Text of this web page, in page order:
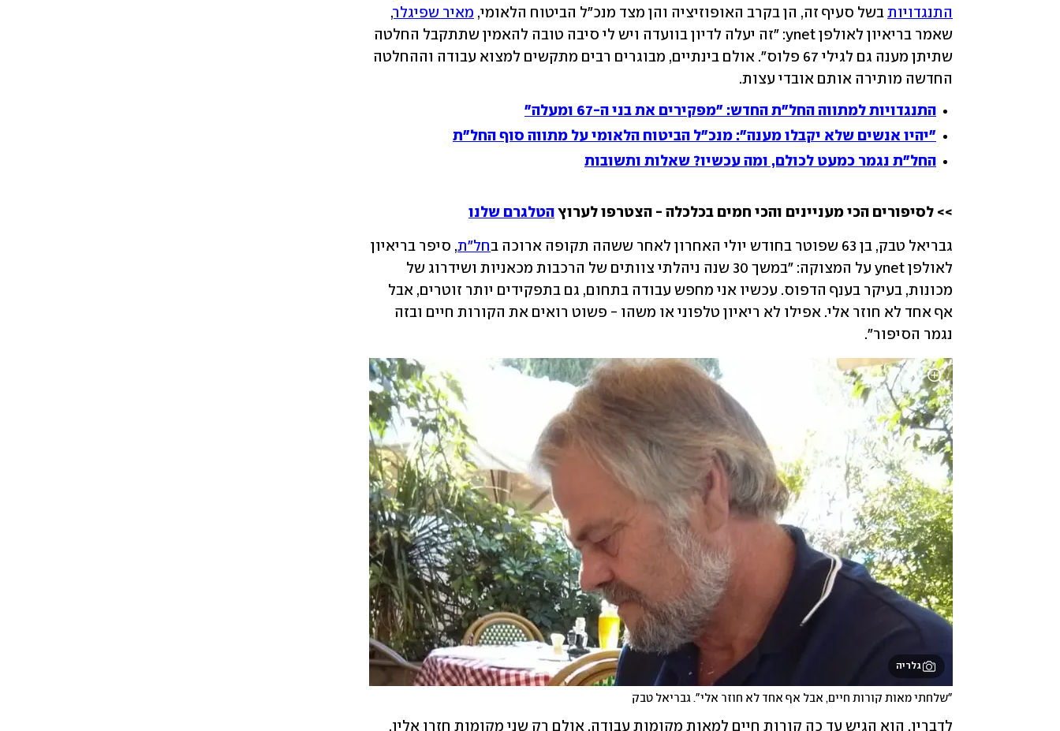
התנגדויות בשל סעיף זה, הן בקרב האופוזיציה והן מצד מנכ"ל הביטוח הלאומי, מאיר שפיגלר
החדשה מותירה אותם אובדי עצות.
התנגדויות למתווה החל"ת החדש: "מפקירים את בני ה-67 ומעלה"
"יהיו אנשים שלא יקבלו מענה": מנכ"ל הביטוח הלאומי על מתווה סוף החל"ת
החל"ת נגמר כמעט לכולם, ומה עכשיו? שאלות ותשובות
>> לסיפורים הכי מעניינים והכי חמים בכלכלה - הצטרפו לערוץ הטלגרם שלנו
גבריאל טבק, בן 63 שפוטר בחודש יולי האחרון לאחר ששהה תקופה ארוכה ב חל"ת
נגמר הסיפור".
גלריה
"שלחתי מאות קורות חיים, אבל אף אחד לא חוזר אלי". גבריאל טבק